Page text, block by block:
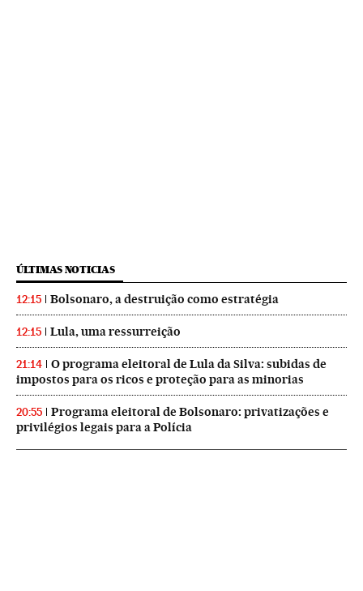
ÚLTIMAS NOTICIAS
12:15 Bolsonaro, a destruição como estratégia
12:15 Lula, uma ressurreição
21:14
O programa eleitoral de Lula da Silva: subidas de
impostos para os ricos e proteção para as minorias
20:55
Programa eleitoral de Bolsonaro: privatizações e
privilégios legais para a Polícia